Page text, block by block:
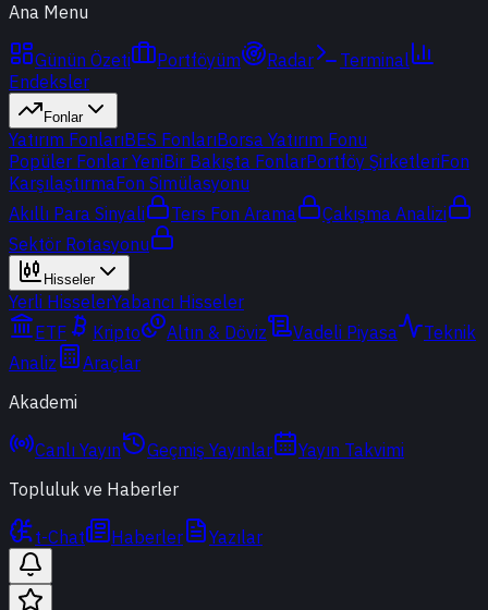
Ana Menu
Günün Özeti Portföyüm Radar
Terminal
Endeksler
Fonlar
Yatırım FonlarıBES FonlarıBorsa Yatırım Fonu
Popüler Fonlar YeniBir Bakışta FonlarPortföy ŞirketleriFon
KarşılaştırmaFon Simülasyonu
Akıllı Para Sinyali
Ters Fon Arama
Çakışma Analizi
Sektör Rotasyonu
Hisseler
Yerli HisselerYabancı Hisseler
ETF
Kripto Altın & Döviz Vadeli Piyasa
Teknik
Analiz
Araçlar
Akademi
Canlı Yayın Geçmiş Yayınlar
Yayın Takvimi
Topluluk ve Haberler
t-Chat Haberler Yazılar